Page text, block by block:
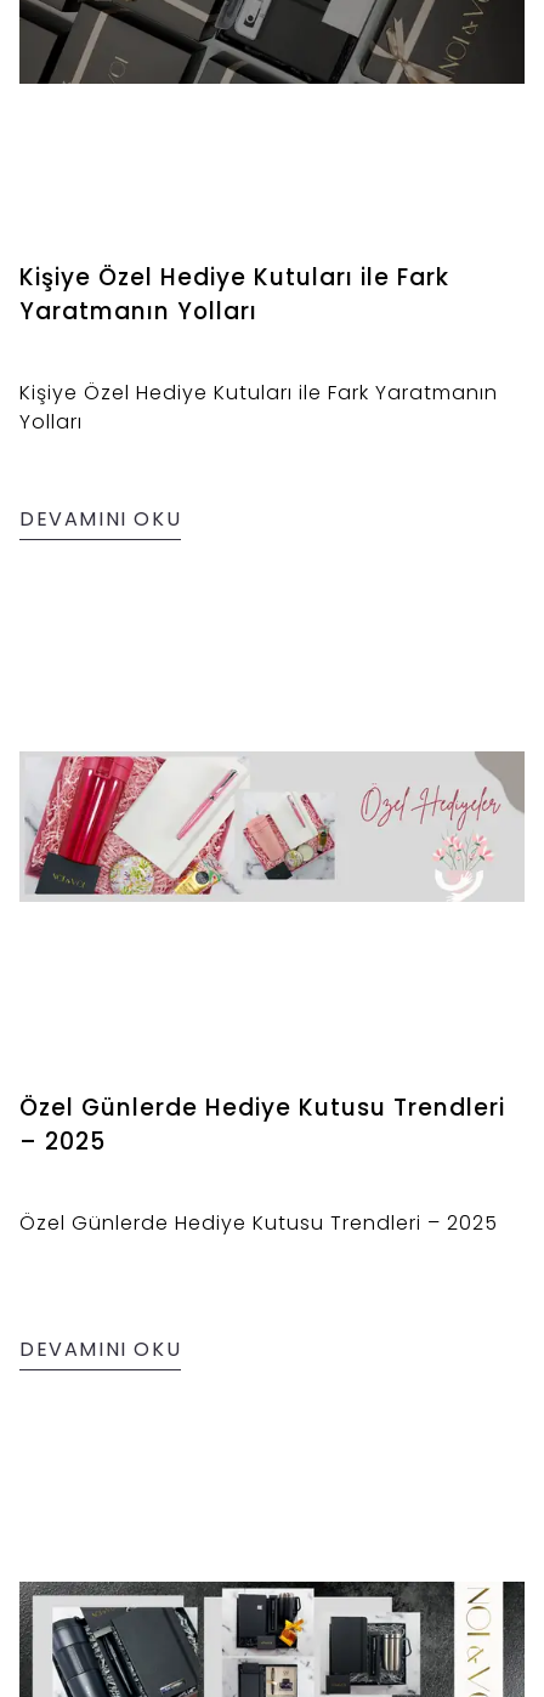
Kişiye Özel Hediye Kutuları ile Fark
Yaratmanın Yolları
Kişiye Özel Hediye Kutuları ile Fark Yaratmanın
Yolları
DEVAMINI OKU
Özel Günlerde Hediye Kutusu Trendleri
– 2025
Özel Günlerde Hediye Kutusu Trendleri – 2025
DEVAMINI OKU